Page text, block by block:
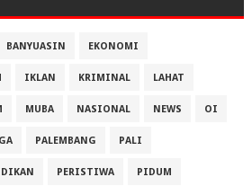
BANYUASIN EKONOMI
IKLAN KRIMINAL LAHAT
MUBA NASIONAL NEWS OI
PALEMBANG PALI
PERISTIWA PIDUM